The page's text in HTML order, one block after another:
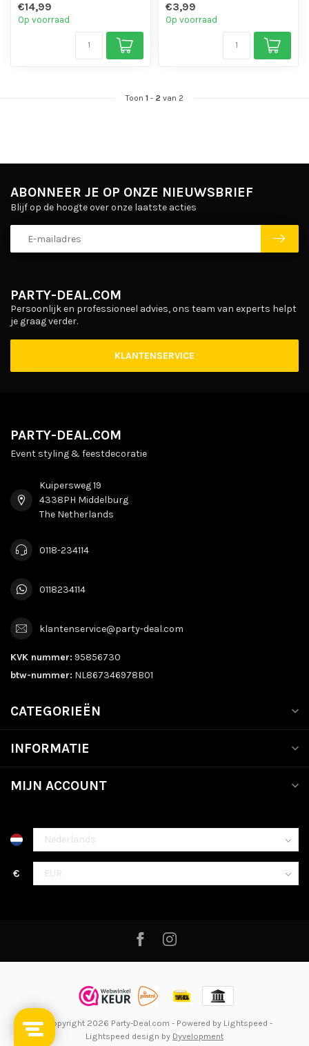
€14,99
Op voorraad
€3,99
Op voorraad
Toon 1 - 2 van 2
PARTY-DEAL.COM
Persoonlijk en professioneel advies, ons team van experts helpt
je graag verder.
KLANTENSERVICE
ABONNEER JE OP ONZE NIEUWSBRIEF
Blijf op de hoogte over onze laatste acties
PARTY-DEAL.COM
Event styling & feestdecoratie
Kuipersweg 19
4338PH Middelburg
The Netherlands
0118-234114
0118234114
klantenservice@party-deal.com
KVK nummer: 95856730
btw-nummer: NL867346978B01
CATEGORIEËN
INFORMATIE
MIJN ACCOUNT
€
© Copyright 2026 Party-Deal.com - Powered by Lightspeed -
Lightspeed design by Dyvelopment